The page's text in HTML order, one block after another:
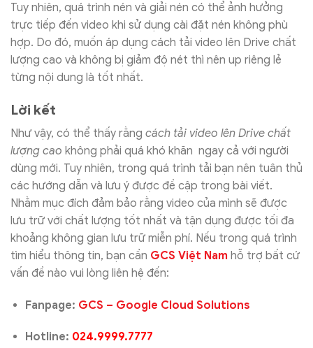
Tuy nhiên, quá trình nén và giải nén có thể ảnh hưởng
trực tiếp đến video khi sử dụng cài đặt nén không phù
hợp. Do đó, muốn áp dụng cách tải video lên Drive chất
lượng cao và không bị giảm độ nét thì nên up riêng lẻ
từng nội dung là tốt nhất.
Lời kết
Như vậy, có thể thấy rằng cách tải video lên Drive chất
lượng cao không phải quá khó khăn ngay cả với người
dùng mới. Tuy nhiên, trong quá trình tải bạn nên tuân thủ
các hướng dẫn và lưu ý được đề cập trong bài viết.
Nhằm mục đích đảm bảo rằng video của mình sẽ được
lưu trữ với chất lượng tốt nhất và tận dụng được tối đa
khoảng không gian lưu trữ miễn phí. Nếu trong quá trình
tìm hiểu thông tin, bạn cần GCS Việt Nam hỗ trợ bất cứ
vấn đề nào vui lòng liên hệ đến:
Fanpage: GCS – Google Cloud Solutions
Hotline: 024.9999.7777